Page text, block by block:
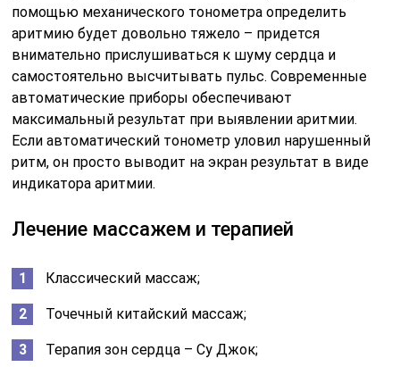
помощью механического тонометра определить
аритмию будет довольно тяжело – придется
внимательно прислушиваться к шуму сердца и
самостоятельно высчитывать пульс. Современные
автоматические приборы обеспечивают
максимальный результат при выявлении аритмии.
Если автоматический тонометр уловил нарушенный
ритм, он просто выводит на экран результат в виде
индикатора аритмии.
Лечение массажем и терапией
Классический массаж;
Точечный китайский массаж;
Терапия зон сердца – Су Джок;